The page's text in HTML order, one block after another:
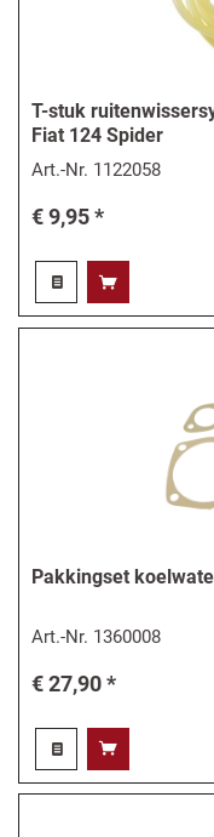
T-stuk
Fiat 124 Spider
Art.-Nr. 1122058
€ 9,95 *
Pakkingset
Art.-Nr. 1360008
€ 27,90 *